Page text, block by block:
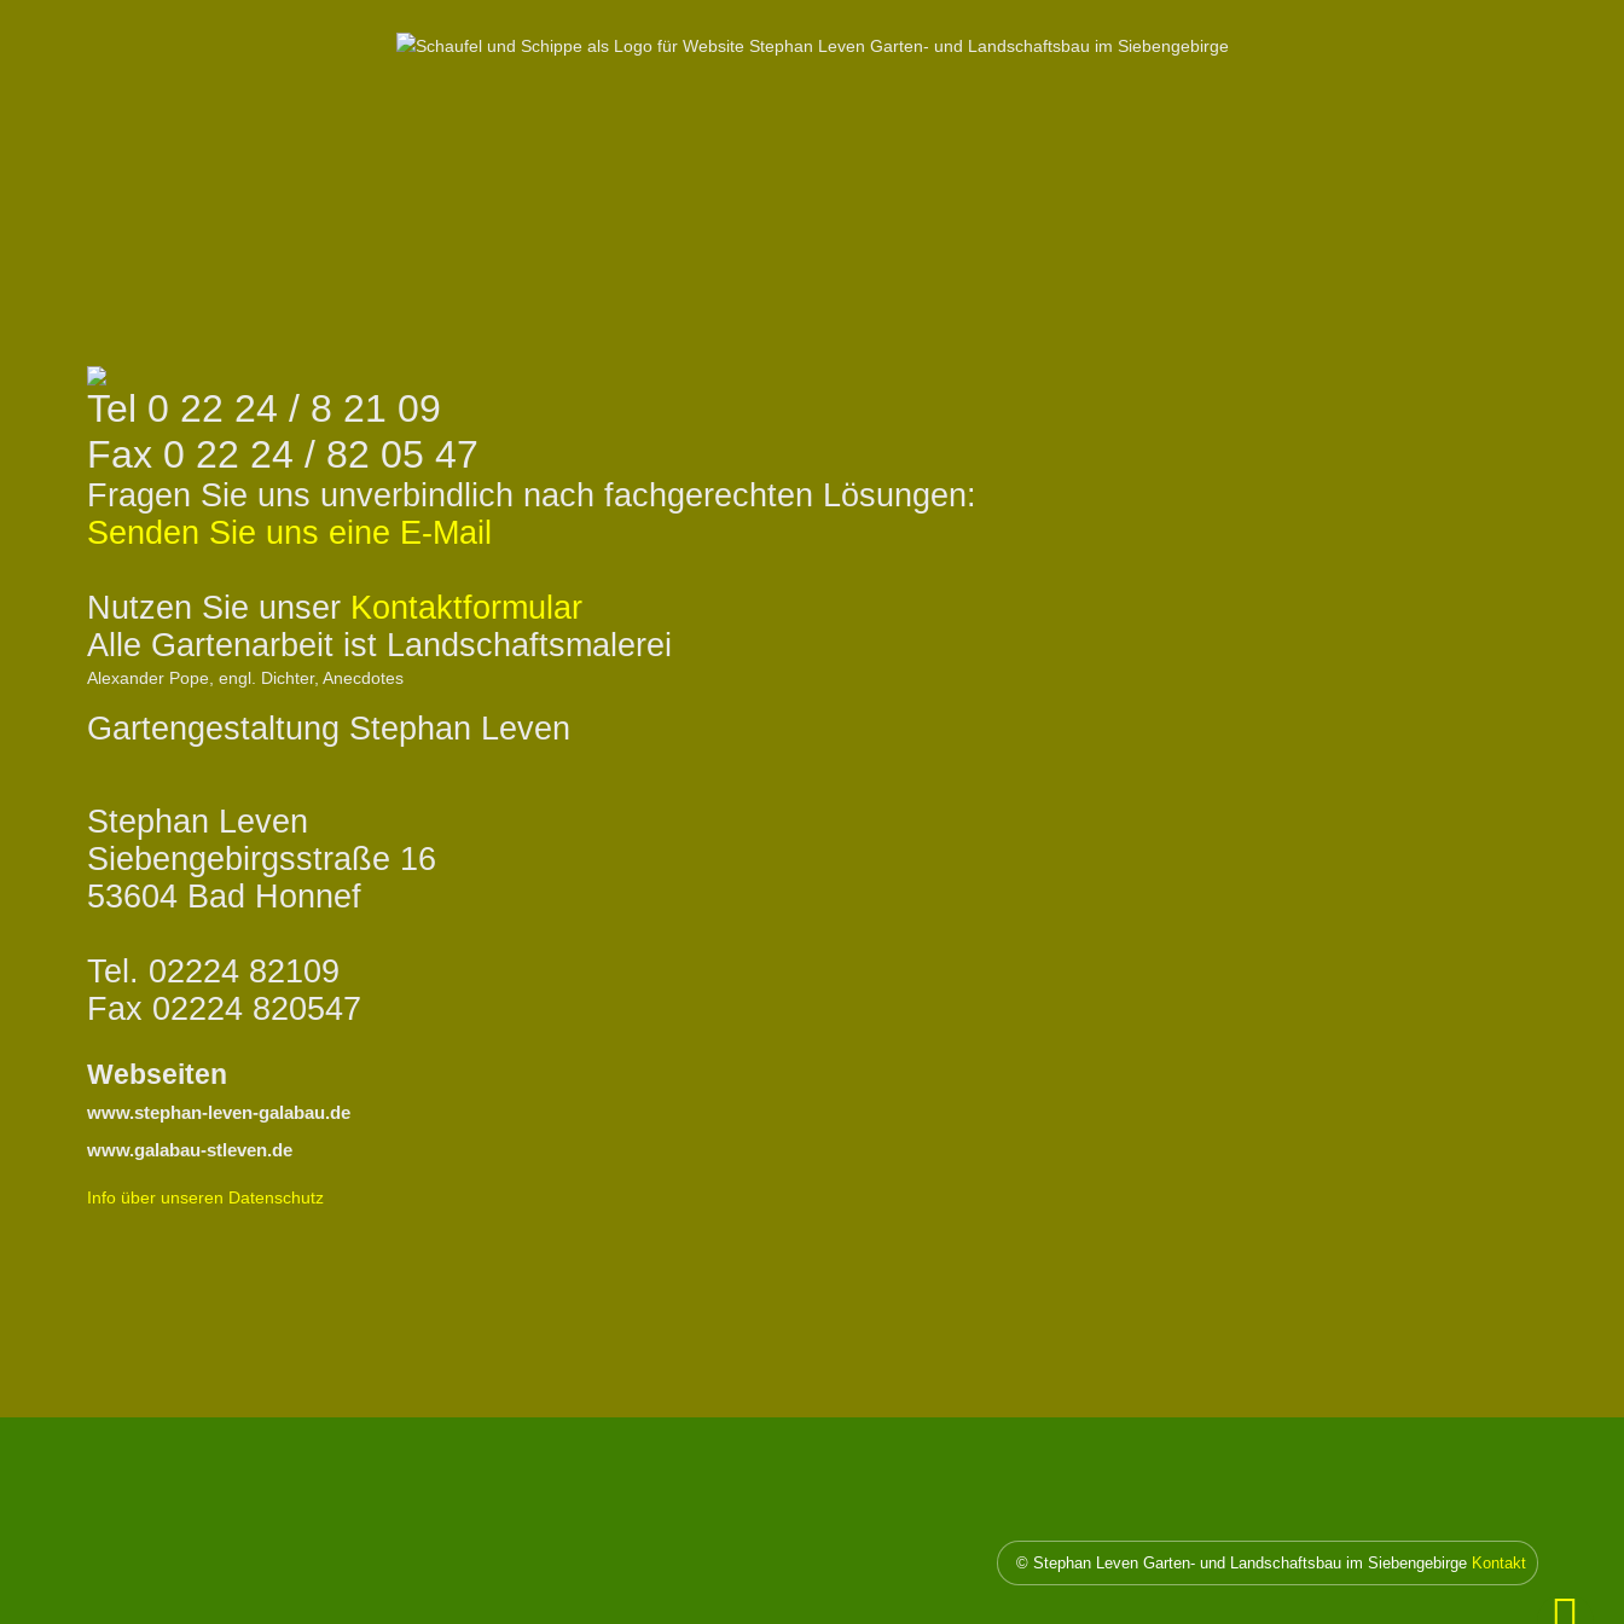
Tel 0 22 24 / 8 21 09
Fax 0 22 24 / 82 05 47
Fragen Sie uns unverbindlich nach fachgerechten Lösungen:
Senden Sie uns eine E-Mail
Nutzen Sie unser Kontaktformular
Alle Gartenarbeit ist Landschaftsmalerei
Alexander Pope, engl. Dichter, Anecdotes
Gartengestaltung Stephan Leven
Stephan Leven
Siebengebirgsstraße 16
53604 Bad Honnef
Tel. 02224 82109
Fax 02224 820547
Webseiten
www.stephan-leven-galabau.de
www.galabau-stleven.de
Info über unseren Datenschutz
© Stephan Leven Garten- und Landschaftsbau im Siebengebirge Kontakt